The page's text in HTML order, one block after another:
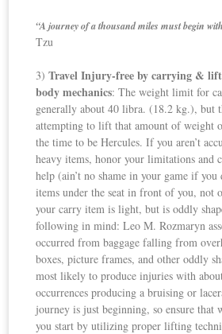
“A journey of a thousand miles must begin
Tzu
3)Travel Injury-free by carrying &
body mechanics: The weight limit for
generally about 40 libra. (18.2 kg.), but
attempting to lift that amount of weight
the time to be Hercules. If you aren’t
heavy items, honor your limitations and
help (ain’t no shame in your game if
items under the seat in front of you, not
your carry item is light, but is oddly
following in mind: Leo M. Rozmaryn
occurred from baggage falling from
boxes, picture frames, and other oddly
most likely to produce injuries with
occurrences producing a bruising or
journey is just beginning, so ensure that
you start by utilizing proper lifting